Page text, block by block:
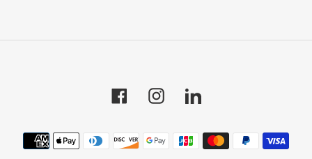
FacebookInstagramTumblr
Moyens
de